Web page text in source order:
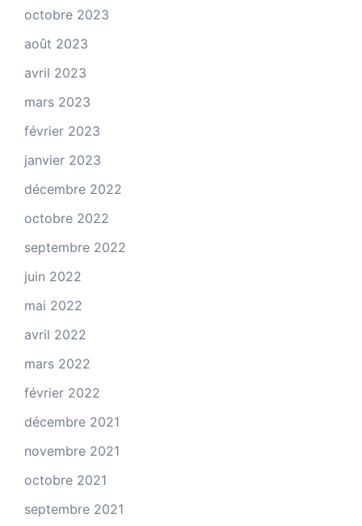
octobre 2023
août 2023
avril 2023
mars 2023
février 2023
janvier 2023
décembre 2022
octobre 2022
septembre 2022
juin 2022
mai 2022
avril 2022
mars 2022
février 2022
décembre 2021
novembre 2021
octobre 2021
septembre 2021